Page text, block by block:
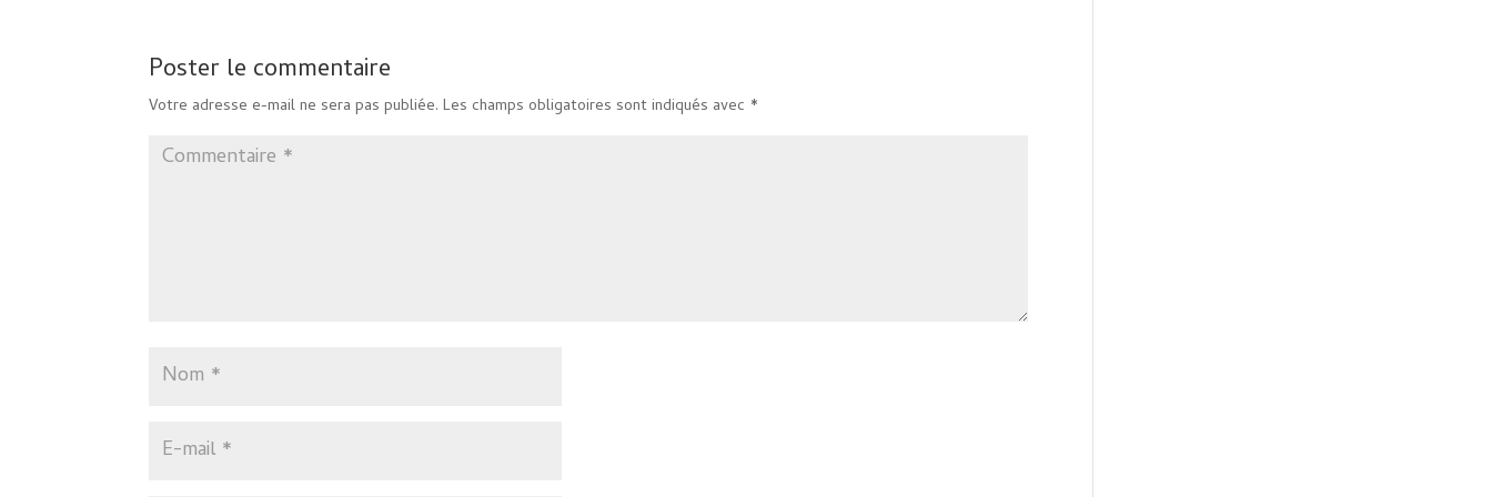
Poster le commentaire
Votre adresse e-mail ne sera pas publiée. Les champs obligatoires sont indiqués avec *